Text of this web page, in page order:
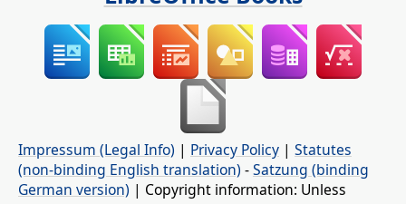
Impressum (Legal Info) | Privacy Policy | Statutes
(non-binding English translation) -Satzung (binding
German version) | Copyright information: Unless